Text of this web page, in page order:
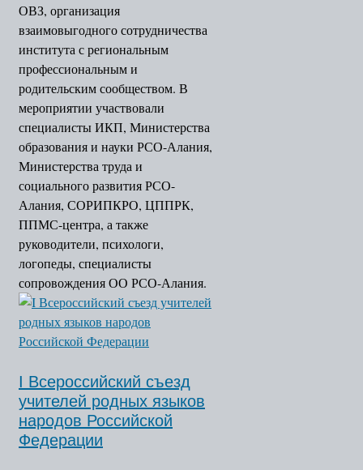
ОВЗ, организация
взаимовыгодного сотрудничества
института с региональным
профессиональным и
родительским сообществом. В
мероприятии участвовали
специалисты ИКП, Министерства
образования и науки РСО-Алания,
Министерства труда и
социального развития РСО-
Алания, СОРИПКРО, ЦППРК,
ППМС-центра, а также
руководители, психологи,
логопеды, специалисты
сопровождения ОО РСО-Алания.
I Всероссийский съезд
учителей родных языков
народов Российской
Федерации